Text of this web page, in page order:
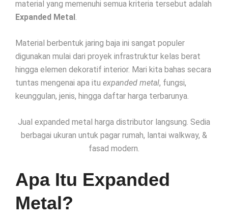
material yang memenuhi semua kriteria tersebut adalah
Expanded Metal.
Material berbentuk jaring baja ini sangat populer
digunakan mulai dari proyek infrastruktur kelas berat
hingga elemen dekoratif interior. Mari kita bahas secara
tuntas mengenai apa itu expanded metal, fungsi,
keunggulan, jenis, hingga daftar harga terbarunya.
Jual expanded metal harga distributor langsung. Sedia
berbagai ukuran untuk pagar rumah, lantai walkway, &
fasad modern.
Apa Itu Expanded
Metal?